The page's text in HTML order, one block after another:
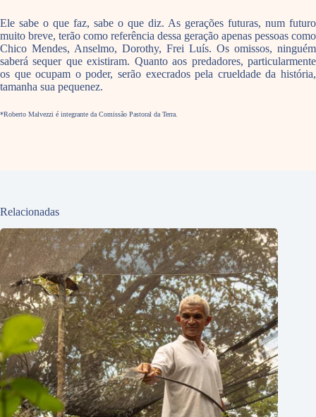
Ele sabe o que faz, sabe o que diz. As gerações futuras, num futuro
muito breve, terão como referência dessa geração apenas pessoas como
Chico Mendes, Anselmo, Dorothy, Frei Luís. Os omissos, ninguém
saberá sequer que existiram. Quanto aos predadores, particularmente
os que ocupam o poder, serão execrados pela crueldade da história,
tamanha sua pequenez.
*Roberto Malvezzi é integrante da Comissão Pastoral da Terra.
Relacionadas